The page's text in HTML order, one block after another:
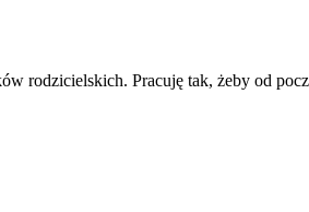
Pracuję tak, żeby od